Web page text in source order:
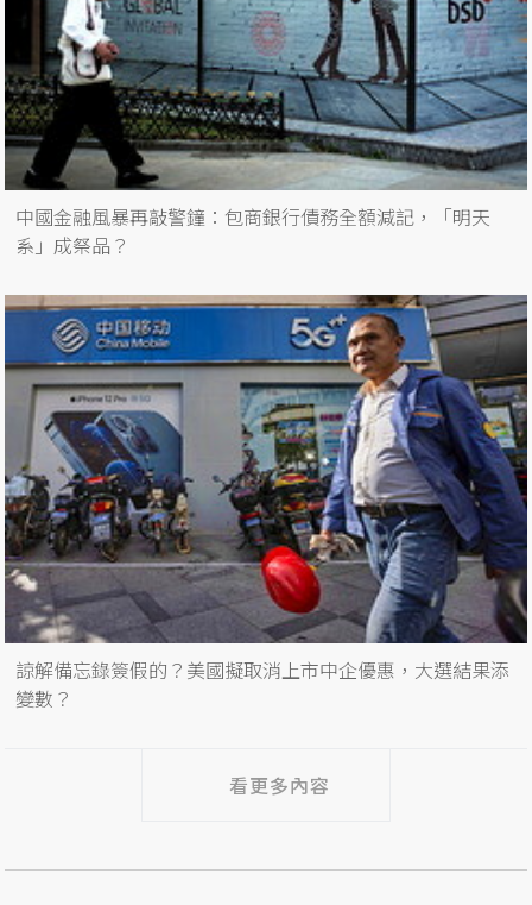
中國金融風暴再敲警鐘：包商銀行債務全額減記，「明天
系」成祭品？
諒解備忘錄簽假的？美國擬取消上市中企優惠，大選結果添
變數？
看更多內容